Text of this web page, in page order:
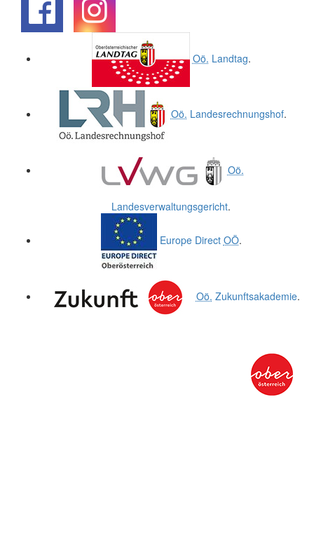
Oö. Landtag.
Oö. Landesrechnungshof.
Oö.
Landesverwaltungsgericht.
Europe Direct OÖ.
Oö. Zukunftsakademie.